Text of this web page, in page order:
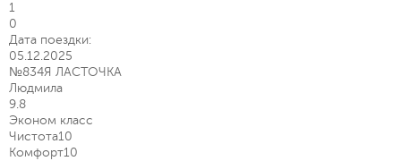
1
0
Дата поездки:
05.12.2025
№834Я ЛАСТОЧКА
Людмила
9.8
Эконом класс
Чистота10
Комфорт10